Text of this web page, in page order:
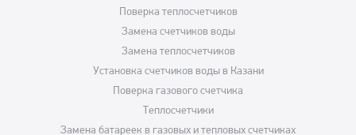
Поверка теплосчетчиков
Замена счетчиков воды
Замена теплосчетчиков
Установка счетчиков воды в Казани
Поверка газового счетчика
Теплосчетчики
Замена батареек в газовых и тепловых счетчиках